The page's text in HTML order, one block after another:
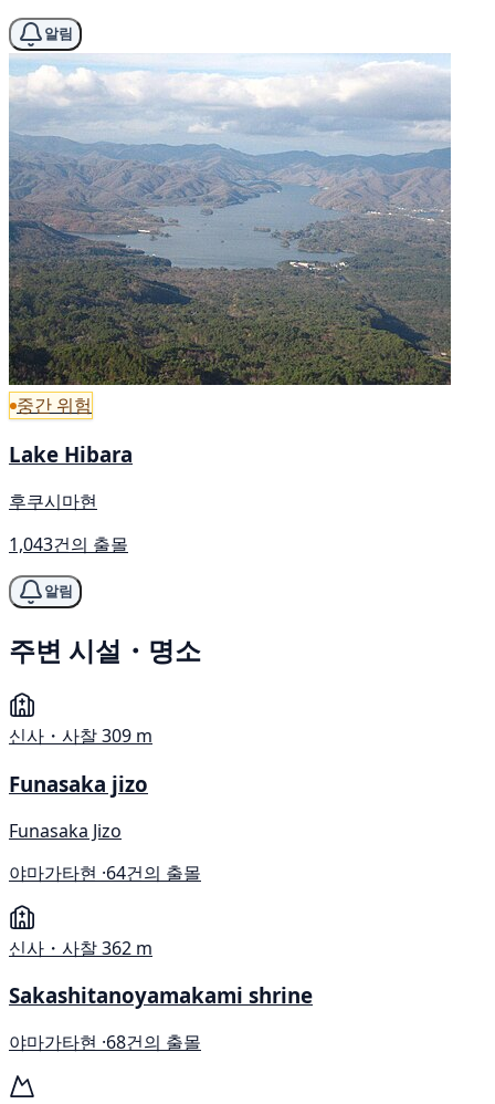
알림
중간 위험
Lake Hibara
후쿠시마현
1,043건의 출몰
알림
주변 시설・명소
신사・사찰309 m
Funasaka jizo
Funasaka Jizo
야마가타현 ·64건의 출몰
신사・사찰362 m
Sakashitanoyamakami shrine
야마가타현 ·68건의 출몰